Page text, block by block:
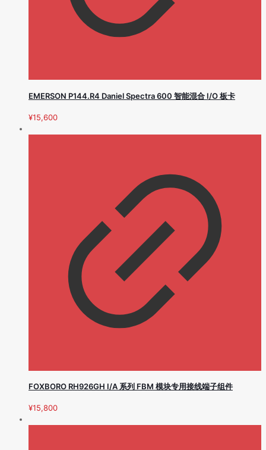
EMERSON P144.R4 Daniel Spectra 600 智能混合 I/O 板卡
¥15,600
FOXBORO RH926GH I/A 系列 FBM 模块专用接线端子组件
¥15,800